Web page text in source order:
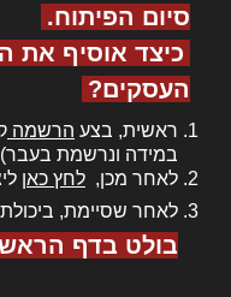
סיום הפיתוח.
כיצד אוסיף את
העסקים?
ראשית, בצע הרשמה
במידה ונרשמת
לאחר מכן, לחץ כאן
לאחר שסיימת,
בולט בדף